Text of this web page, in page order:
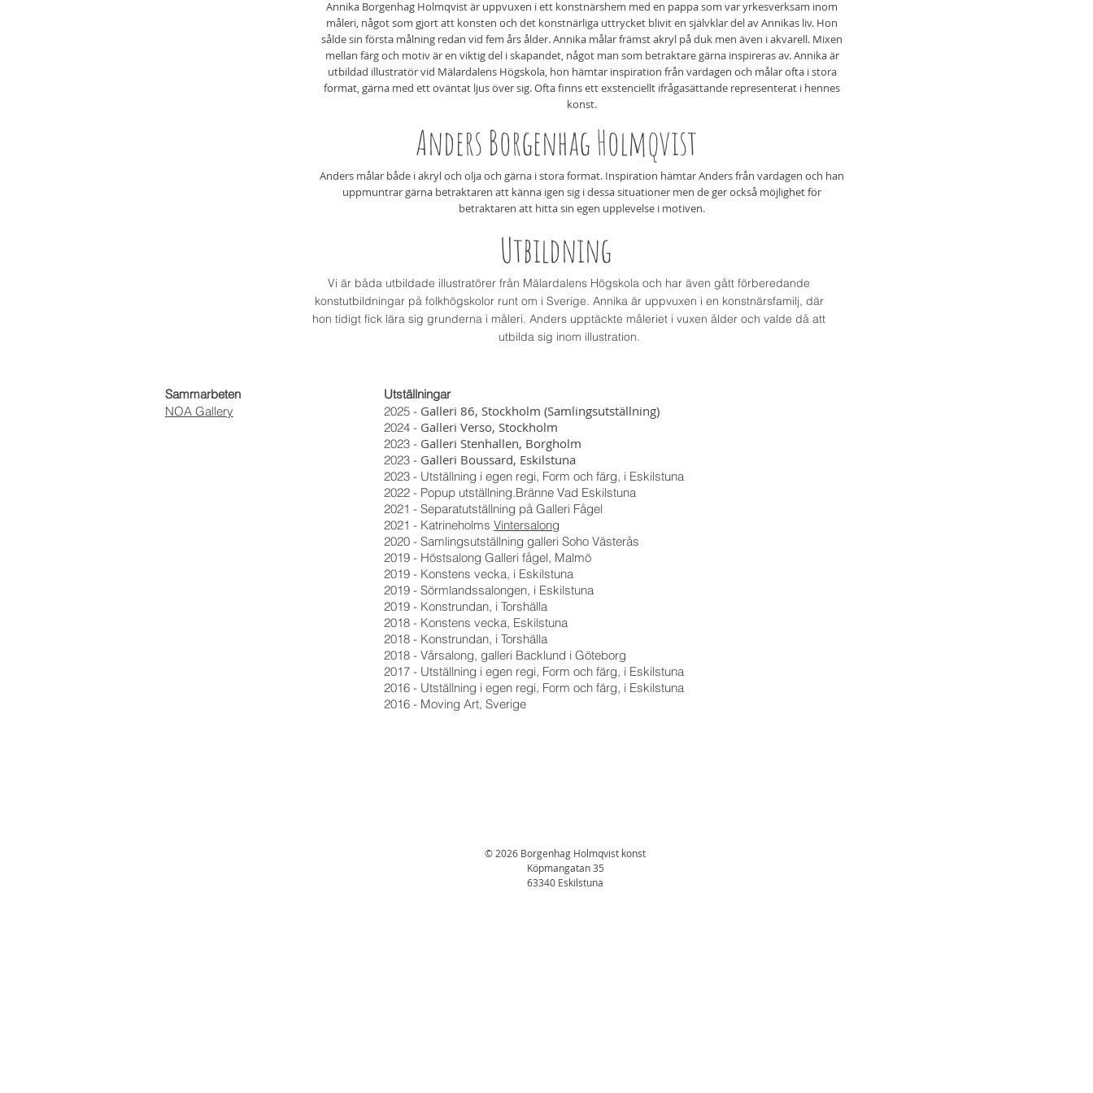
Annika Borgenhag Holmqvist är uppvuxen i ett konstnärshem med en pappa som var yrkesverksam inom
måleri, något som gjort att konsten och det konstnärliga uttrycket blivit en självklar del av Annikas liv. Hon
sålde sin första målning redan vid fem års ålder. Annika målar främst akryl på duk men även i akvarell. Mixen
mellan färg och motiv är en viktig del i skapandet, något man som betraktare gärna inspireras av. Annika är
utbildad illustratör vid Mälardalens Högskola, hon hämtar inspiration från vardagen och målar ofta i stora
format, gärna med ett oväntat ljus över sig. Ofta finns ett exstenciellt ifrågasättande representerat i hennes
konst.
Anders Borgenhag Holmqvist
Anders målar både i akryl och olja och gärna i stora format. Inspiration hämtar Anders från vardagen och han
uppmuntrar gärna betraktaren att känna igen sig i dessa situationer men de ger också möjlighet för
betraktaren att hitta sin egen upplevelse i motiven.
Sammarbeten
NOA Gallery
Vi är båda utbildade illustratörer från Mälardalens Högskola och har även gått förberedande
konstutbildningar på folkhögskolor runt om i Sverige. Annika är uppvuxen i en konstnärsfamilj, där
hon tidigt fick lära sig grunderna i måleri. Anders upptäckte måleriet i vuxen ålder och valde då att
utbilda sig inom illustration.
Utbildning
Utställningar
2025 - Galleri 86, Stockholm (Samlingsutställning)
2024 - Galleri Verso, Stockholm
2023 - Galleri Stenhallen, Borgholm
2023 - Galleri Boussard, Eskilstuna
2023 - Utställning i egen regi, Form och färg, i Eskilstuna
2022 - Popup utställning.Bränne Vad Eskilstuna
2021 - Separatutställning på Galleri Fågel
2021 - Katrineholms Vintersalong
2020 - Samlingsutställning galleri Soho Västerås
2019 - Höstsalong Galleri fågel, Malmö
2019 - Konstens vecka, i Eskilstuna
2019 - Sörmlandssalongen, i Eskilstuna
2019 - Konstrundan, i Torshälla
2018 - Konstens vecka, Eskilstuna
2018 - Konstrundan, i Torshälla
2018 - Vårsalong, galleri Backlund i Göteborg
2017 - Utställning i egen regi, Form och färg, i Eskilstuna
2016 - Utställning i egen regi, Form och färg, i Eskilstuna
2016 - Moving Art, Sverige
© 2026 Borgenhag Holmqvist konst
Köpmangatan 35
63340 Eskilstuna